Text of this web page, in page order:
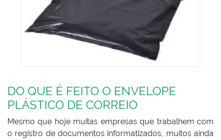
DO QUE É FEITO O ENVELOPE
PLÁSTICO DE CORREIO
Mesmo que hoje muitas empresas que trabalhem com
o registro de documentos informatizados, muitos ainda